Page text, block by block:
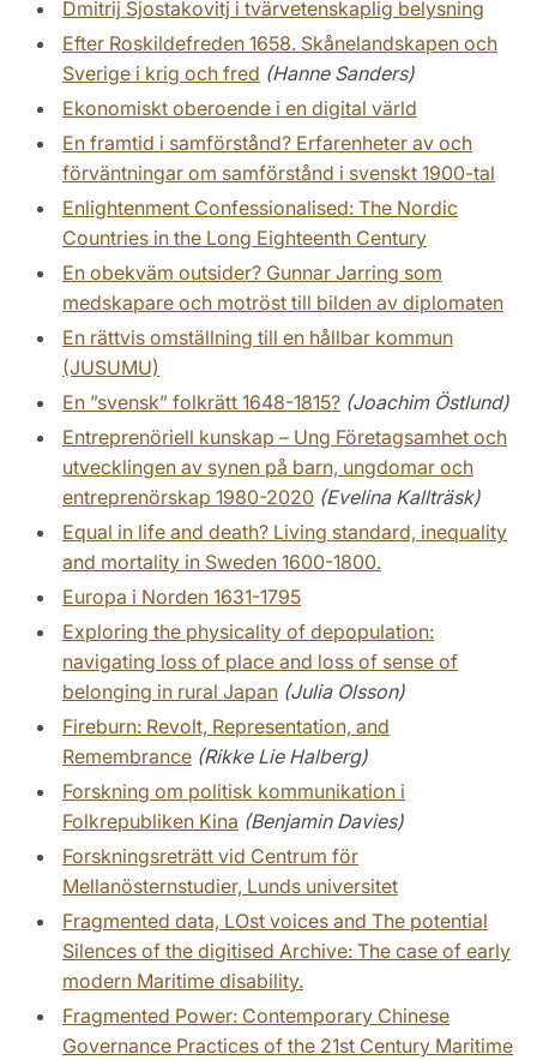
Dmitrij Sjostakovitj i tvärvetenskaplig belysning
Efter Roskildefreden 1658. Skånelandskapen och
Sverige i krig och fred (Hanne Sanders)
Ekonomiskt oberoende i en digital värld
En framtid i samförstånd? Erfarenheter av och
förväntningar om samförstånd i svenskt 1900-tal
Enlightenment Confessionalised: The Nordic
Countries in the Long Eighteenth Century
En obekväm outsider? Gunnar Jarring som
medskapare och motröst till bilden av diplomaten
En rättvis omställning till en hållbar kommun
(JUSUMU)
En ”svensk” folkrätt 1648-1815? (Joachim Östlund)
Entreprenöriell kunskap – Ung Företagsamhet och
utvecklingen av synen på barn, ungdomar och
entreprenörskap 1980-2020 (Evelina Kallträsk)
Equal in life and death? Living standard, inequality
and mortality in Sweden 1600-1800.
Europa i Norden 1631-1795
Exploring the physicality of depopulation:
navigating loss of place and loss of sense of
belonging in rural Japan (Julia Olsson)
Fireburn: Revolt, Representation, and
Remembrance (Rikke Lie Halberg)
Forskning om politisk kommunikation i
Folkrepubliken Kina (Benjamin Davies)
Forskningsreträtt vid Centrum för
Mellanösternstudier, Lunds universitet
Fragmented data, LOst voices and The potential
Silences of the digitised Archive: The case of early
modern Maritime disability.
Fragmented Power: Contemporary Chinese
Governance Practices of the 21st Century Maritime